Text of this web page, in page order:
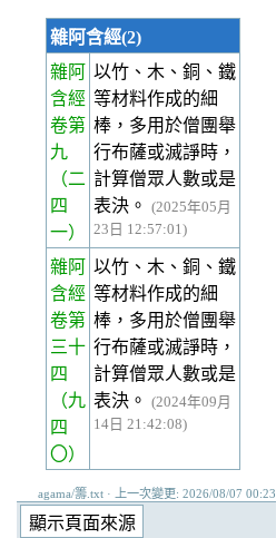
雜阿含經(2)
雜阿
含經
卷第
九
（二
四
一）
以竹、木、銅、鐵
等材料作成的細
棒，多用於僧團舉
行布薩或滅諍時，
計算僧眾人數或是
表決。
(2025年05月
23日 12:57:01)
雜阿
含經
卷第
三十
四
（九
四
〇）
以竹、木、銅、鐵
等材料作成的細
棒，多用於僧團舉
行布薩或滅諍時，
計算僧眾人數或是
表決。
(2024年09月
14日 21:42:08)
agama/籌.txt · 上一次變更: 2026/08/07 00:23